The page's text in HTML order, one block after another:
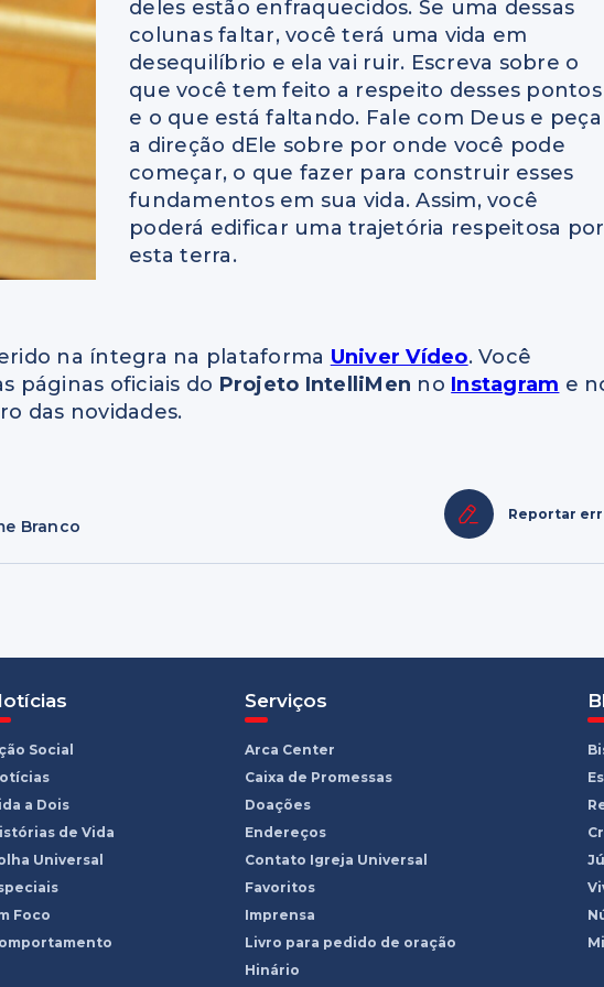
deles estão enfraquecidos. Se uma dessas
colunas faltar, você terá uma vida em
desequilíbrio e ela vai ruir. Escreva sobre o
que você tem feito a respeito desses pontos
e o que está faltando. Fale com Deus e peça
a direção dEle sobre por onde você pode
começar, o que fazer para construir esses
fundamentos em sua vida. Assim, você
poderá edificar uma trajetória respeitosa por
esta terra.
na íntegra na plataforma Univer Vídeo. Você
páginas oficiais do Projeto IntelliMen no Instagram e
das novidades.
Branco
Reportar
Social
a Dois
de Vida
Universal
Foco
Serviços
Arca Center
Caixa de Promessas
Doações
Endereços
Contato Igreja Universal
Favoritos
Imprensa
Livro para pedido de oração
Hinário